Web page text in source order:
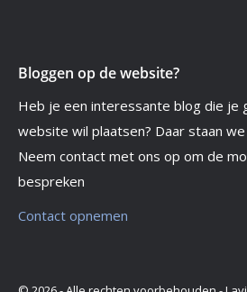
Bloggen op de website?
Heb je een interessante blog die je
website wil plaatsen? Daar staan
Neem contact met ons op om de
bespreken
Contact opnemen